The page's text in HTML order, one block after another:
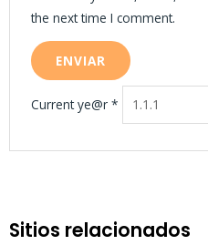
the next time I comment.
Current ye@r *
Sitios relacionados